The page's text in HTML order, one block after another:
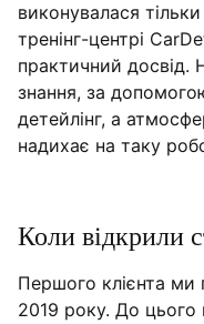
виконувалася
тренінг-центрі
практичний досвід.
знання, за
детейлінг, а
надихає на таку
Коли відкрили
Першого клієнта ми
2019 року. До цього